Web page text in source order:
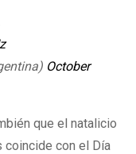
October
que el natalicio
coincide con el Día